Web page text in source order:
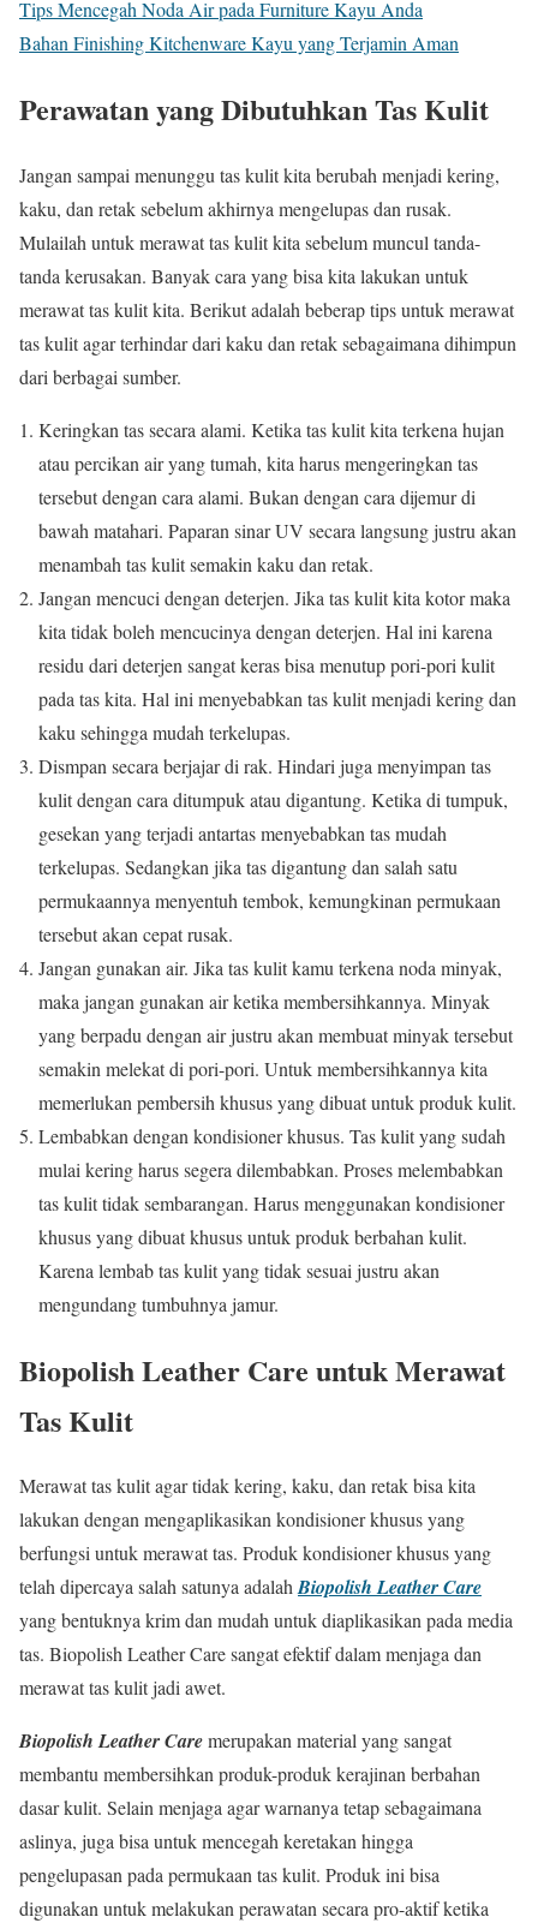
Tips Mencegah Noda Air pada Furniture Kayu Anda
Bahan Finishing Kitchenware Kayu yang Terjamin Aman
Perawatan yang Dibutuhkan Tas Kulit
Jangan sampai menunggu tas kulit kita berubah menjadi kering,
kaku, dan retak sebelum akhirnya mengelupas dan rusak.
Mulailah untuk merawat tas kulit kita sebelum muncul tanda-
tanda kerusakan. Banyak cara yang bisa kita lakukan untuk
merawat tas kulit kita. Berikut adalah beberap tips untuk merawat
tas kulit agar terhindar dari kaku dan retak sebagaimana dihimpun
dari berbagai sumber.
Keringkan tas secara alami. Ketika tas kulit kita terkena hujan
atau percikan air yang tumah, kita harus mengeringkan tas
tersebut dengan cara alami. Bukan dengan cara dijemur di
bawah matahari. Paparan sinar UV secara langsung justru akan
menambah tas kulit semakin kaku dan retak.
Jangan mencuci dengan deterjen. Jika tas kulit kita kotor maka
kita tidak boleh mencucinya dengan deterjen. Hal ini karena
residu dari deterjen sangat keras bisa menutup pori-pori kulit
pada tas kita. Hal ini menyebabkan tas kulit menjadi kering dan
kaku sehingga mudah terkelupas.
Dismpan secara berjajar di rak. Hindari juga menyimpan tas
kulit dengan cara ditumpuk atau digantung. Ketika di tumpuk,
gesekan yang terjadi antartas menyebabkan tas mudah
terkelupas. Sedangkan jika tas digantung dan salah satu
permukaannya menyentuh tembok, kemungkinan permukaan
tersebut akan cepat rusak.
Jangan gunakan air. Jika tas kulit kamu terkena noda minyak,
maka jangan gunakan air ketika membersihkannya. Minyak
yang berpadu dengan air justru akan membuat minyak tersebut
semakin melekat di pori-pori. Untuk membersihkannya kita
memerlukan pembersih khusus yang dibuat untuk produk kulit.
Lembabkan dengan kondisioner khusus. Tas kulit yang sudah
mulai kering harus segera dilembabkan. Proses melembabkan
tas kulit tidak sembarangan. Harus menggunakan kondisioner
khusus yang dibuat khusus untuk produk berbahan kulit.
Karena lembab tas kulit yang tidak sesuai justru akan
mengundang tumbuhnya jamur.
Biopolish Leather Care untuk Merawat
Tas Kulit
Merawat tas kulit agar tidak kering, kaku, dan retak bisa kita
lakukan dengan mengaplikasikan kondisioner khusus yang
berfungsi untuk merawat tas. Produk kondisioner khusus yang
telah dipercaya salah satunya adalahBiopolish Leather Care
yang bentuknya krim dan mudah untuk diaplikasikan pada media
tas. Biopolish Leather Care sangat efektif dalam menjaga dan
merawat tas kulit jadi awet.
Biopolish Leather Caremerupakan material yang sangat
membantu membersihkan produk-produk kerajinan berbahan
dasar kulit. Selain menjaga agar warnanya tetap sebagaimana
aslinya, juga bisa untuk mencegah keretakan hingga
pengelupasan pada permukaan tas kulit. Produk ini bisa
digunakan untuk melakukan perawatan secara pro-aktif ketika